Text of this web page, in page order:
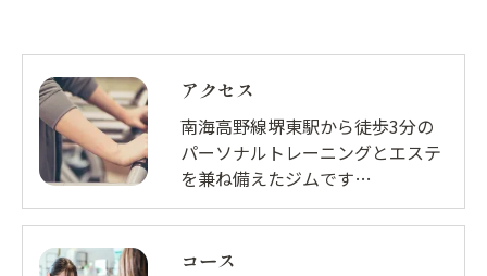
アクセス
南海高野線堺東駅から徒歩3分の
パーソナルトレーニングとエステ
を兼ね備えたジムです…
コース